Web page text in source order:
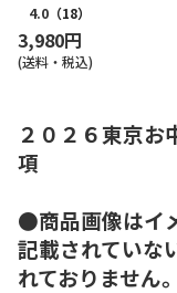
4.0 （18）
3,980円
(送料・税込)
２０２６東京
項
●商品画像はイ
記載されていな
れておりません